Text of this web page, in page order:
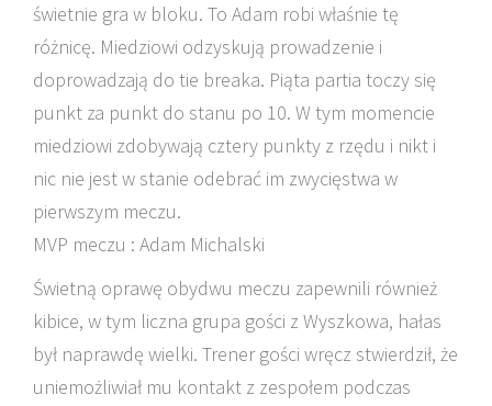
świetnie gra w bloku. To Adam robi właśnie tę
różnicę. Miedziowi odzyskują prowadzenie i
doprowadzają do tie breaka. Piąta partia toczy się
punkt za punkt do stanu po 10. W tym momencie
miedziowi zdobywają cztery punkty z rzędu i nikt i
nic nie jest w stanie odebrać im zwycięstwa w
pierwszym meczu.
MVP meczu : Adam Michalski
Świetną oprawę obydwu meczu zapewnili również
kibice, w tym liczna grupa gości z Wyszkowa, hałas
był naprawdę wielki. Trener gości wręcz stwierdził, że
uniemożliwiał mu kontakt z zespołem podczas